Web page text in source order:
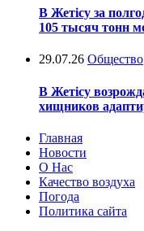
В Жетісу за
105 тысяч тонн
29.07.26 Общество
В Жетісу
хищников
Главная
Новости
О Нас
Качество воздуха
Погода
Политика сайта